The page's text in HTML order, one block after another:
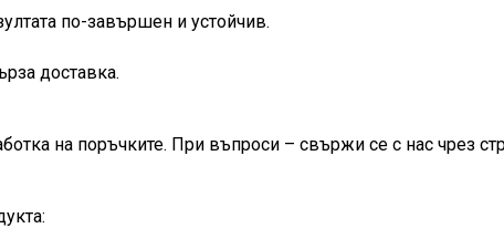
по-завършен и устойчив.
доставка.
на поръчките. При въпроси – свържи се с нас чрез